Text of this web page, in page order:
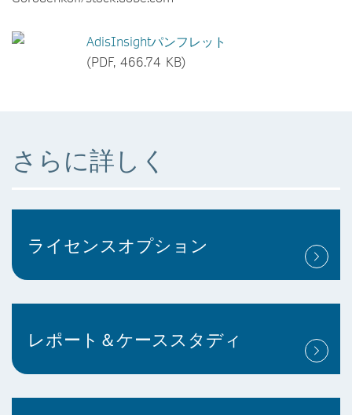
AdisInsightパンフレット
(PDF, 466.74 KB)
さらに詳しく
ライセンスオプション
レポート＆ケーススタディ